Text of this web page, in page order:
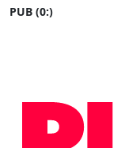
PUB (0:)